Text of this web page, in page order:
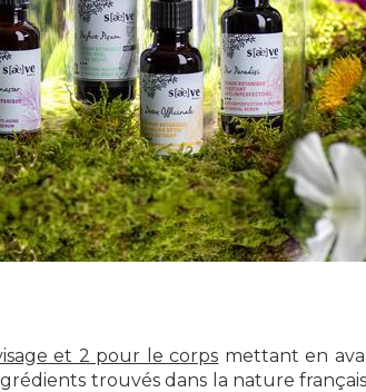
et 2 pour le corps mettant en
trouvés dans la nature